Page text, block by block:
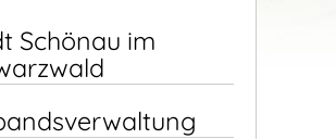
Schönau im